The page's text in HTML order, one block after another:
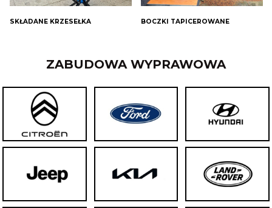
SKŁADANE KRZESEŁKA BOCZKI TAPICEROWANE
ZABUDOWA WYPRAWOWA